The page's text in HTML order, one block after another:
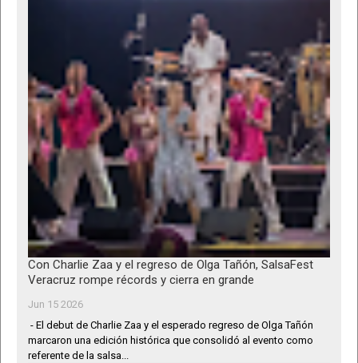
Con Charlie Zaa y el regreso de Olga Tañón, SalsaFest
Veracruz rompe récords y cierra en grande
Jun 15 2026
- El debut de Charlie Zaa y el esperado regreso de Olga Tañón
marcaron una edición histórica que consolidó al evento como
referente de la salsa...